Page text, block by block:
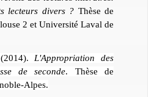
lecteurs divers ? Thèse de
2 et Université Laval de
L'Appropriation des
de seconde. Thèse de
Alpes.